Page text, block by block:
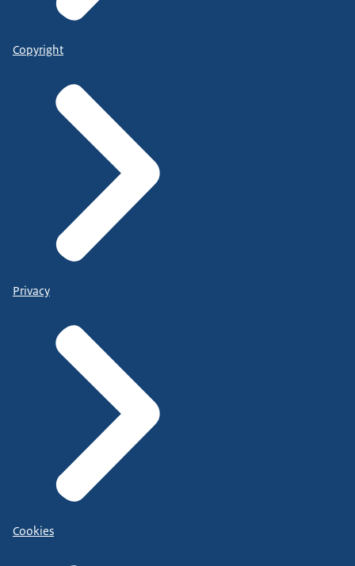
Copyright
Privacy
Cookies